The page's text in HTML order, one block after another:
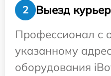
2
Выезд
Профессионал с
указанному
оборудования